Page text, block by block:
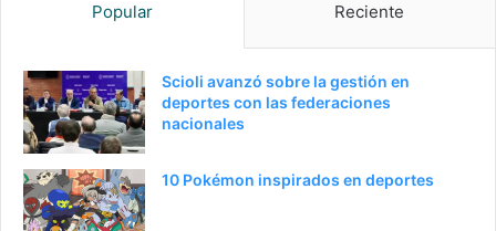
Popular Reciente
Scioli avanzó sobre la gestión en
deportes con las federaciones
nacionales
10 Pokémon inspirados en deportes